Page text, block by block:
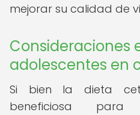
mejorar su calidad de
Consideraciones
adolescentes en
Si bien la dieta
beneficiosa para